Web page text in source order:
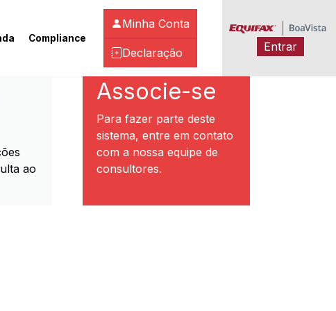
Compliance
Minha Conta
Declaração Entrar
Preto
ao
Associe-se
Para fazer parte deste
sistema, entre em contato
com a nossa equipe de
consultores.